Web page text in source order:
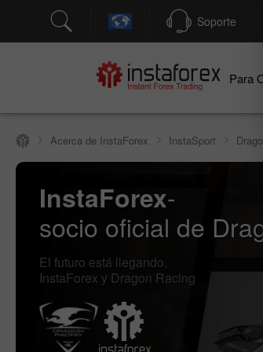
Soporte
Para
Acerca de InstaForex InstaSport
InstaForex-
socio oficial de
El futuro está llegando,
InstaForex y Dragon Racing